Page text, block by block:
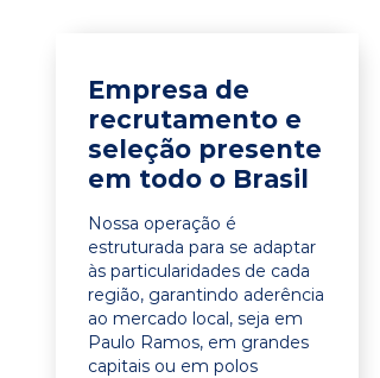
Empresa de
recrutamento e
seleção presente
em todo o Brasil
Nossa operação é
estruturada para se adaptar
às particularidades de cada
região, garantindo aderência
ao mercado local, seja em
Paulo Ramos, em grandes
capitais ou em polos